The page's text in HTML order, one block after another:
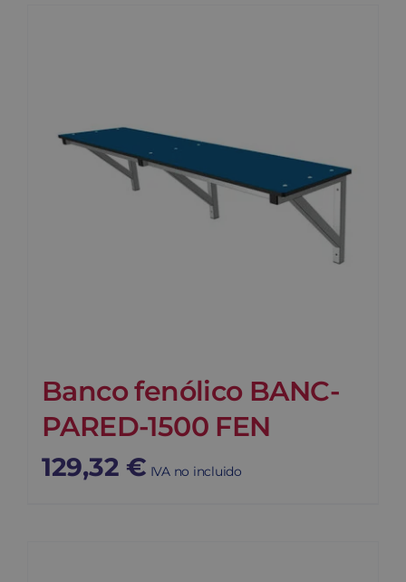
Banco fenólico BANC-
PARED-1500 FEN
129,32 € IVA no incluido